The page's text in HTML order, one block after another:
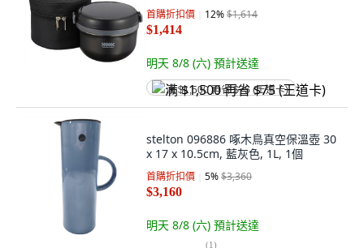
首購折扣價 12%$1,614
$1,414
明天 8/8 (六) 預計送達
满 $1,500 再省 $75 (王道卡)
stelton 096886 啄木鳥真空保溫壺 30
x 17 x 10.5cm, 藍灰色, 1L, 1個
首購折扣價 5%$3,360
$3,160
明天 8/8 (六) 預計送達
(1)